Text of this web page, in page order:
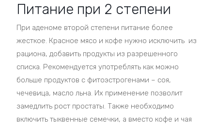
Питание при 2 степени
При аденоме второй степени питание более
жесткое. Красное мясо и кофе нужно исключить из
рациона, добавить продукты из разрешенного
списка. Рекомендуется употреблять как можно
больше продуктов с фитоэстрогенами – соя,
чечевица, масло льна. Их применение позволит
замедлить рост простаты. Также необходимо
включить тыквенные семечки, а вместо кофе и чая